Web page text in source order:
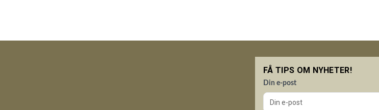
FÅ TIPS OM NYHETER!
Din e-post